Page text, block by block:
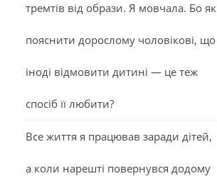
тремтів від образи. Я мовчала. Бо як
пояснити дорослому чоловікові, що
іноді відмовити дитині — це теж
спосіб її любити?
Все життя я працював заради дітей,
а коли нарешті повернувся додому